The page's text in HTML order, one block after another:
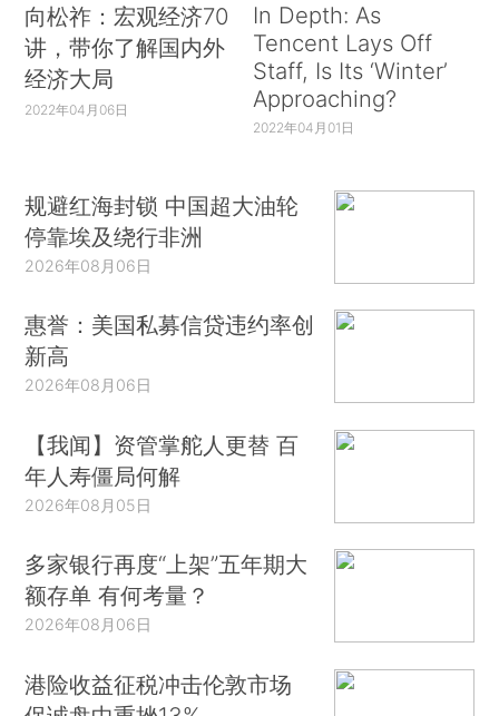
向松祚：宏观经济70
讲，带你了解国内外
经济大局
2022年04月06日
In Depth: As
Tencent Lays Off
Staff, Is Its ‘Winter’
Approaching?
2022年04月01日
规避红海封锁 中国超大油轮
停靠埃及绕行非洲
2026年08月06日
惠誉：美国私募信贷违约率创
新高
2026年08月06日
【我闻】资管掌舵人更替 百
年人寿僵局何解
2026年08月05日
多家银行再度“上架”五年期大
额存单 有何考量？
2026年08月06日
港险收益征税冲击伦敦市场